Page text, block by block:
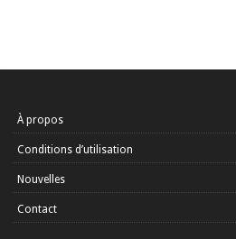
À propos
Conditions d’utilisation
Nouvelles
Contact